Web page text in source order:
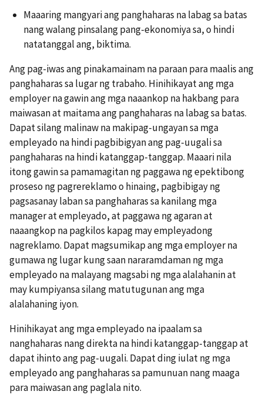
Maaaring mangyari ang panghaharas na labag sa batas
nang walang pinsalang pang-ekonomiya sa, o hindi
natatanggal ang, biktima.
Ang pag-iwas ang pinakamainam na paraan para maalis ang
panghaharas sa lugar ng trabaho. Hinihikayat ang mga
employer na gawin ang mga naaankop na hakbang para
maiwasan at maitama ang panghaharas na labag sa batas.
Dapat silang malinaw na makipag-ungayan sa mga
empleyado na hindi pagbibigyan ang pag-uugali sa
panghaharas na hindi katanggap-tanggap. Maaari nila
itong gawin sa pamamagitan ng paggawa ng epektibong
proseso ng pagrereklamo o hinaing, pagbibigay ng
pagsasanay laban sa panghaharas sa kanilang mga
manager at empleyado, at paggawa ng agaran at
naaangkop na pagkilos kapag may empleyadong
nagreklamo. Dapat magsumikap ang mga employer na
gumawa ng lugar kung saan nararamdaman ng mga
empleyado na malayang magsabi ng mga alalahanin at
may kumpiyansa silang matutugunan ang mga
alalahaning iyon.
Hinihikayat ang mga empleyado na ipaalam sa
nanghaharas nang direkta na hindi katanggap-tanggap at
dapat ihinto ang pag-uugali. Dapat ding iulat ng mga
empleyado ang panghaharas sa pamunuan nang maaga
para maiwasan ang paglala nito.